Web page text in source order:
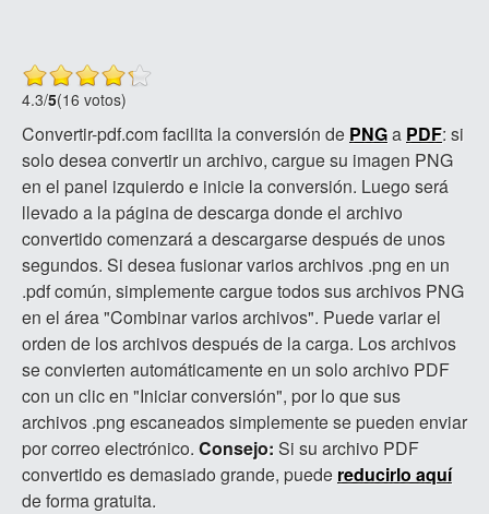
4.3/5(16 votos)
Convertir-pdf.com facilita la conversión de PNGa PDF: si
solo desea convertir un archivo, cargue su imagen PNG
en el panel izquierdo e inicie la conversión. Luego será
llevado a la página de descarga donde el archivo
convertido comenzará a descargarse después de unos
segundos. Si desea fusionar varios archivos .png en un
.pdf común, simplemente cargue todos sus archivos PNG
en el área "Combinar varios archivos". Puede variar el
orden de los archivos después de la carga. Los archivos
se convierten automáticamente en un solo archivo PDF
con un clic en "Iniciar conversión", por lo que sus
archivos .png escaneados simplemente se pueden enviar
por correo electrónico. Consejo: Si su archivo PDF
convertido es demasiado grande, puede reducirlo aquí
de forma gratuita.